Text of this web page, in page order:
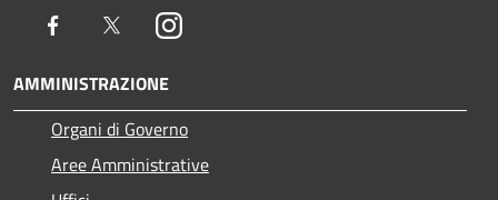
Facebook TwitterInstagram
AMMINISTRAZIONE
Organi di Governo
Aree Amministrative